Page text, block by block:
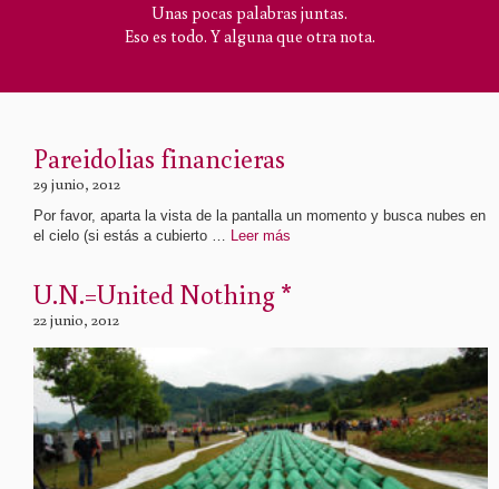
Unas pocas palabras juntas.
Eso es todo. Y alguna que otra nota.
Pareidolias financieras
29 junio, 2012
Por favor, aparta la vista de la pantalla un momento y busca nubes en
el cielo (si estás a cubierto … Leer más
U.N.=United Nothing *
22 junio, 2012